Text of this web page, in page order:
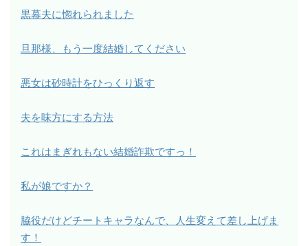
黒幕夫に惚れられました
旦那様、もう一度結婚してください
悪女は砂時計をひっくり返す
夫を味方にする方法
これはまぎれもない結婚詐欺ですっ！
私が娘ですか？
脇役だけどチートキャラなんで、人生変えて差し上げま
す！